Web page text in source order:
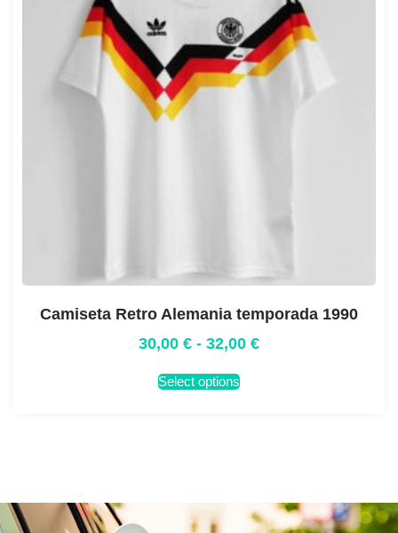
Camiseta Retro Alemania temporada 1990
30,00 € - 32,00 €
Select options